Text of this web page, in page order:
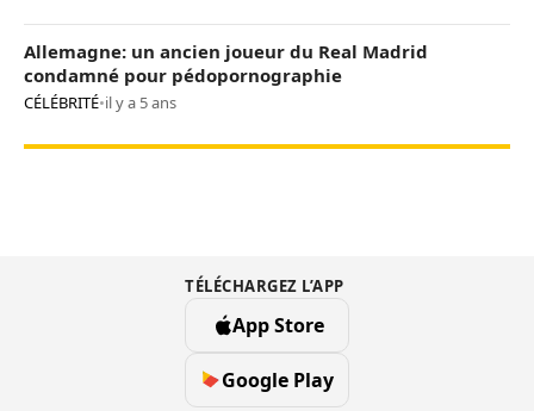
Allemagne: un ancien joueur du Real Madrid
condamné pour pédopornographie
CÉLÉBRITÉ•il y a 5 ans
TÉLÉCHARGEZ L’APP
App Store
Google Play